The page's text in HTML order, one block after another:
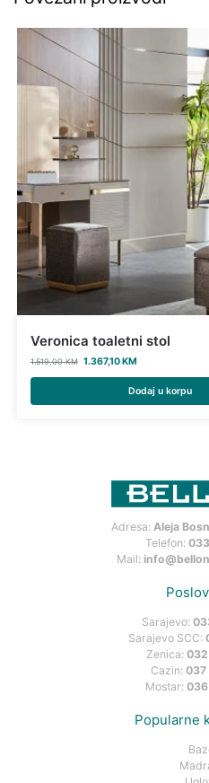
Veronica toaletni stol
1.519,00KM 1.367,10KM
Dodaj u korpu
Adresa: Aleja
Telefon:
Mail:
Sarajevo:
Sarajevo SCC:
Zenica:
Cazin: 037
Mostar:
Popularne